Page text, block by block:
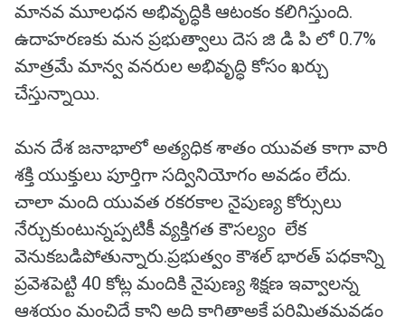
మానవ మూలధన అభివృద్ధికి ఆటంకం కలిగిస్తుంది.
ఉదాహరణకు మన ప్రభుత్వాలు దెస జి డి పి లో 0.7%
మాత్రమే మాన్వ వనరుల అభివృద్ధి కోసం ఖర్చు
చేస్తున్నాయి.
మన దేశ జనాభాలో అత్యధిక శాతం యువత కాగా వారి
శక్తి యుక్తులు పూర్తిగా సద్వినియోగం అవడం లేదు.
చాలా మంది యువత రకరకాల నైపుణ్య కోర్సులు
నేర్చుకుంటున్నప్పటికీ వ్యక్తిగత కౌసల్యం లేక
వెనుకబడిపోతున్నారు.ప్రభుత్వం కౌశల్ భారత్ పధకాన్ని
ప్రవెశపెట్టి 40 కోట్ల మందికి నైపుణ్య శిక్షణ ఇవ్వాలన్న
ఆశయం మంచిదే కాని అది కాగితాఅకే పరిమితమవడం